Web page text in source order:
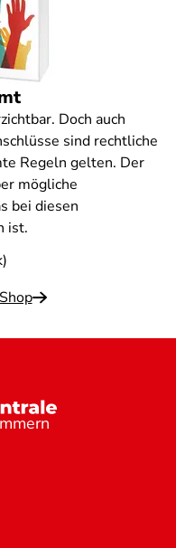
Doch auch
sind rechtliche
Regeln gelten. Der
mögliche
bei diesen
ist.